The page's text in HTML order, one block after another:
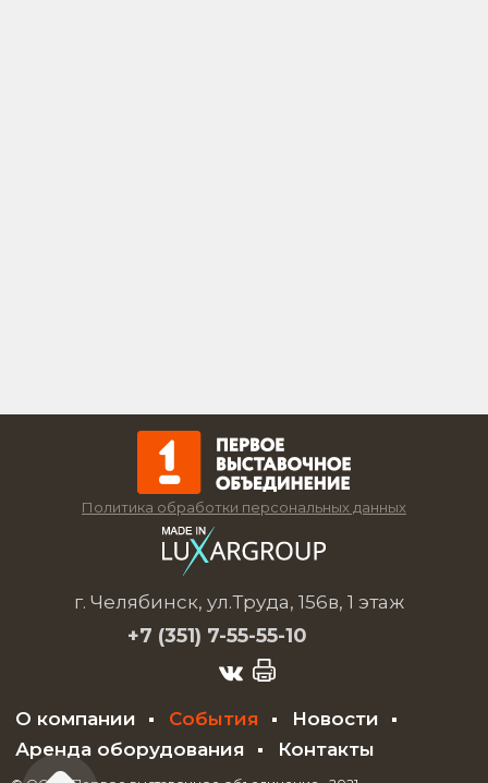
Политика обработки персональных данных
г. Челябинск, ул.Труда, 156в, 1 этаж
+7 (351) 7-55-55-10
О компании События
Новости
Аренда оборудования
Контакты